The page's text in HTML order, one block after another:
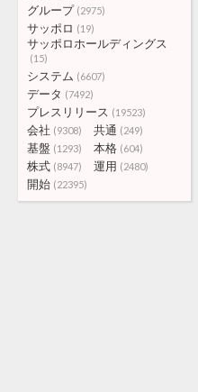
グループ (2975)
サッポロ (19)
サッポロホールディングス
(15)
システム (6607)
データ (7492)
プレスリリース (19523)
会社 (9308) 共通 (249)
基盤 (1293) 本格 (604)
株式 (8947) 運用 (2480)
開始 (22395)